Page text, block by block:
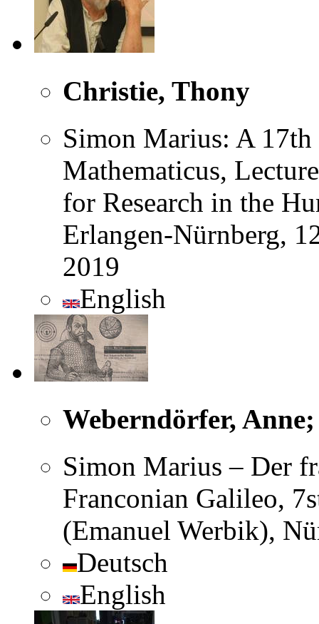
Christie, Thony
Simon Marius: A
Mathematicus,
for Research in the
Erlangen-Nürnberg,
2019
English
Weberndörfer,
Simon Marius – Der
Franconian Galileo,
(Emanuel Werbik),
Deutsch
English